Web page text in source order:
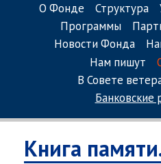
О Фонде Структура
Программы
Новости Фонда
Нам пишут
В Совете
Банковские
Книга